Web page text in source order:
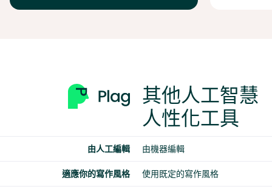
其他人工智慧
人性化工具
由人工編輯 由機器編輯
適應你的寫作風格 使用既定的寫作風格